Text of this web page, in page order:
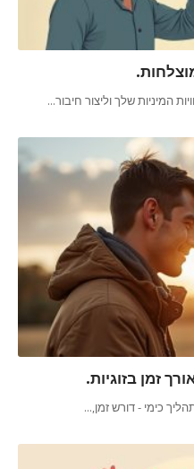
המיניות שלך וליצור חיבור…
זמן בזוגיות.
כימי - דורש זמן, …